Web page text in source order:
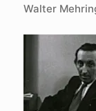
Walter